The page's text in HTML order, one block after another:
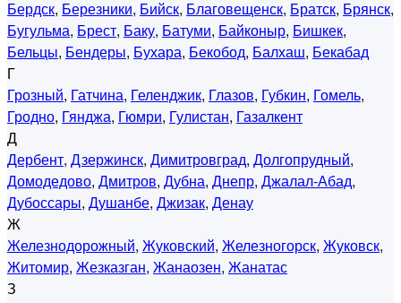
Бердск, Березники, Бийск, Благовещенск, Братск, Брянск,
Бугульма, Брест, Баку, Батуми, Байконыр, Бишкек,
Бельцы, Бендеры, Бухара, Бекобод, Балхаш, Бекабад
Г
Грозный, Гатчина, Геленджик, Глазов, Губкин, Гомель,
Гродно, Гянджа, Гюмри, Гулистан, Газалкент
Д
Дербент, Дзержинск, Димитровград, Долгопрудный,
Домодедово, Дмитров, Дубна, Днепр, Джалал-Абад,
Дубоссары, Душанбе, Джизак, Денау
Ж
Железнодорожный, Жуковский, Железногорск, Жуковск,
Житомир, Жезказган, Жанаозен, Жанатас
З